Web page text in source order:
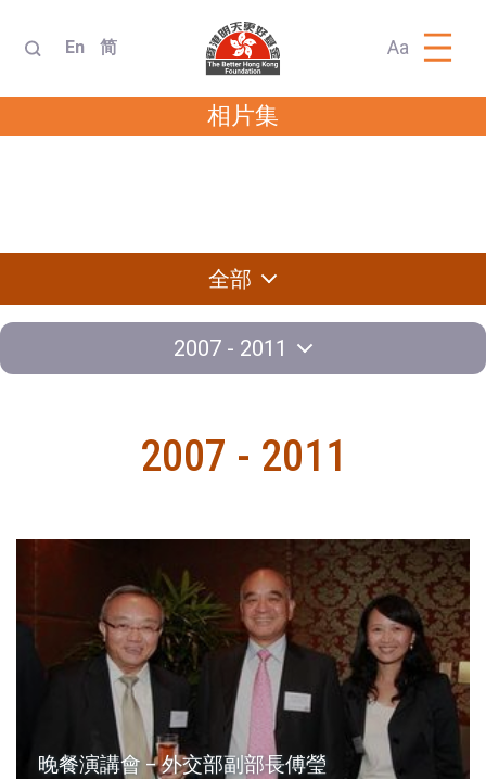
En 简 Aa
相片集
全部
2007 - 2011
2007 - 2011
晚餐演講會 – 外交部副部長傅瑩